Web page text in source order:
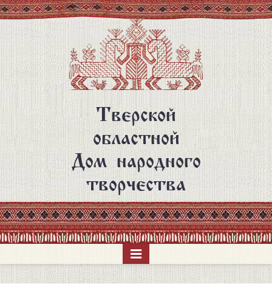
Перейти
к
основному
содержанию
Тверской
областной
Дом народного
творчества